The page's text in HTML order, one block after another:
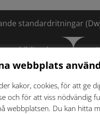
standardritningar
Säkerhetsordningen
webbplats
kakor, cookies, för att ge
och för att viss nödvändig
webbplatsen. Du kan hitta